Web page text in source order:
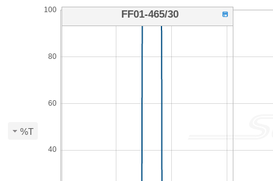
%T
40
60
80
100 FF01-465/30